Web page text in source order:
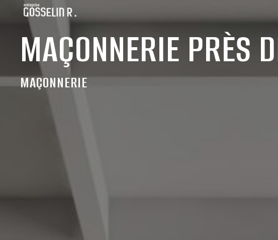
MAÇONNERIE PRÈS
MAÇONNERIE
Panneau de gestion des cookies